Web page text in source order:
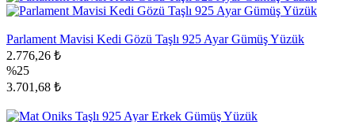
Parlament Mavisi Kedi Gözü Taşlı 925 Ayar Gümüş Yüzük
2.776,26 ₺
%25
3.701,68 ₺